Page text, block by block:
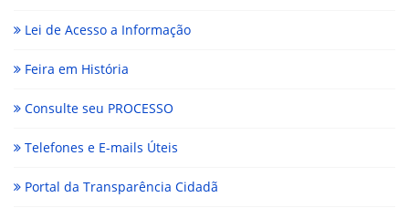
Lei de Acesso a Informação
Feira em História
Consulte seu PROCESSO
Telefones e E-mails Úteis
Portal da Transparência Cidadã